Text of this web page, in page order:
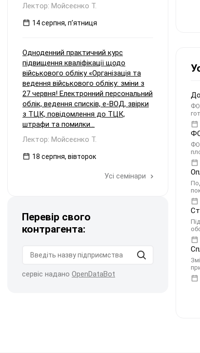
Лектор: Мойсеєнко Т.
14 серпня, пʼятниця
Одноденний практичний курс
підвищення кваліфікації щодо
військового обліку «Організація та
ведення військового обліку: зміни з
27 червня! Електронний персональний
облік, ведення списків, е-ВОД, звірки
з ТЦК, повідомлення до ТЦК,
штрафи та помилки...
Лектор: Мойсеєнко Т.
18 серпня, вівторок
Усі семінари
Перевір свого
контрагента:
сервіс надано OpenDataBot